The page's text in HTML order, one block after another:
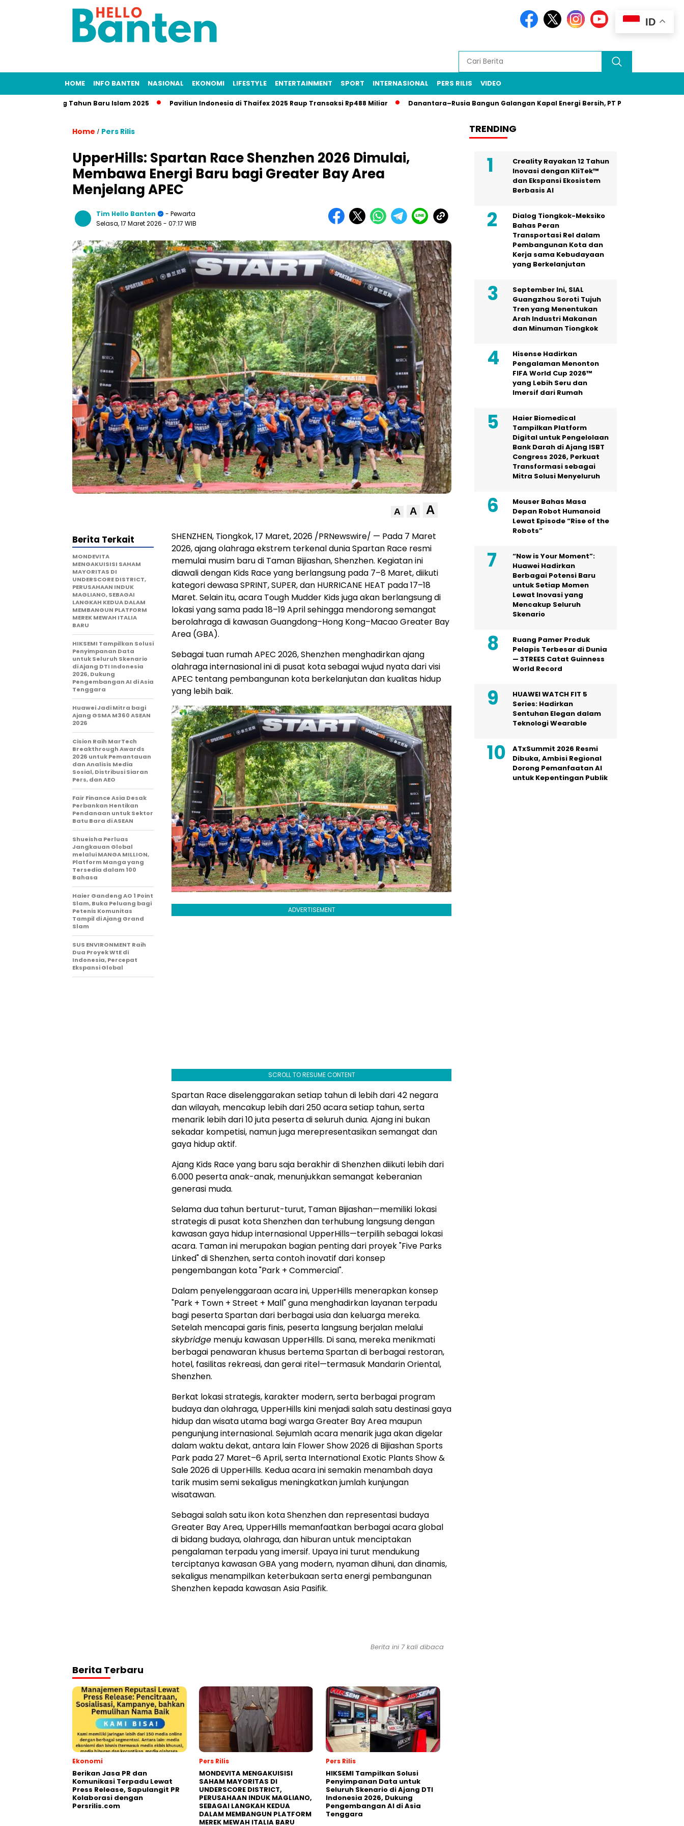
HOME INFO BANTEN NASIONAL EKONOMI LIFESTYLE ENTERTAINMENT SPORT INTERNASIONAL PERS RILIS VIDEO
Panjang Tahun Baru Islam 2025 Paviliun Indonesia di Thaifex 2025 Raup Transaksi Rp488 Miliar Danantara–Rusia Bangun Galangan Kapal Energi Bersih, PT PAL Jadi Pilar
Home / Pers Rilis
UpperHills: Spartan Race Shenzhen 2026 Dimulai,
Membawa Energi Baru bagi Greater Bay Area
Menjelang APEC
Tim Hello Banten
- Pewarta
Selasa, 17 Maret 2026 - 07:17 WIB
A A A
SHENZHEN, Tiongkok,17 Maret, 2026 /PRNewswire/ — Pada 7 Maret
2026, ajang olahraga ekstrem terkenal dunia Spartan Race resmi
memulai musim baru di Taman Bijiashan, Shenzhen. Kegiatan ini
diawali dengan Kids Race yang berlangsung pada 7–8 Maret, diikuti
kategori dewasa SPRINT, SUPER, dan HURRICANE HEAT pada 17–18
Maret. Selain itu, acara Tough Mudder Kids juga akan berlangsung di
lokasi yang sama pada 18–19 April sehingga mendorong semangat
berolahraga di kawasan Guangdong–Hong Kong–Macao Greater Bay
Area (GBA).
Sebagai tuan rumah APEC 2026, Shenzhen menghadirkan ajang
olahraga internasional ini di pusat kota sebagai wujud nyata dari visi
APEC tentang pembangunan kota berkelanjutan dan kualitas hidup
yang lebih baik.
ADVERTISEMENT
SCROLL TO RESUME CONTENT
Spartan Race diselenggarakan setiap tahun di lebih dari 42 negara
dan wilayah, mencakup lebih dari 250 acara setiap tahun, serta
menarik lebih dari 10 juta peserta di seluruh dunia. Ajang ini bukan
sekadar kompetisi, namun juga merepresentasikan semangat dan
gaya hidup aktif.
Ajang Kids Race yang baru saja berakhir di Shenzhen diikuti lebih dari
6.000 peserta anak-anak, menunjukkan semangat keberanian
generasi muda.
Selama dua tahun berturut-turut, Taman Bijiashan—memiliki lokasi
strategis di pusat kota Shenzhen dan terhubung langsung dengan
kawasan gaya hidup internasional UpperHills—terpilih sebagai lokasi
acara. Taman ini merupakan bagian penting dari proyek "Five Parks
Linked" di Shenzhen, serta contoh inovatif dari konsep
pengembangan kota "Park + Commercial".
Dalam penyelenggaraan acara ini, UpperHills menerapkan konsep
"Park + Town + Street + Mall" guna menghadirkan layanan terpadu
bagi peserta Spartan dari berbagai usia dan keluarga mereka.
Setelah mencapai garis finis, peserta langsung berjalan melalui
skybridge menuju kawasan UpperHills. Di sana, mereka menikmati
berbagai penawaran khusus bertema Spartan di berbagai restoran,
hotel, fasilitas rekreasi, dan gerai ritel—termasuk Mandarin Oriental,
Shenzhen.
Berkat lokasi strategis, karakter modern, serta berbagai program
budaya dan olahraga, UpperHills kini menjadi salah satu destinasi gaya
hidup dan wisata utama bagi warga Greater Bay Area maupun
pengunjung internasional. Sejumlah acara menarik juga akan digelar
dalam waktu dekat, antara lain Flower Show 2026 di Bijiashan Sports
Park pada 27 Maret–6 April, serta International Exotic Plants Show &
Sale 2026 di UpperHills. Kedua acara ini semakin menambah daya
tarik musim semi sekaligus meningkatkan jumlah kunjungan
wisatawan.
Sebagai salah satu ikon kota Shenzhen dan representasi budaya
Greater Bay Area, UpperHills memanfaatkan berbagai acara global
di bidang budaya, olahraga, dan hiburan untuk menciptakan
pengalaman terpadu yang imersif. Upaya ini turut mendukung
terciptanya kawasan GBA yang modern, nyaman dihuni, dan dinamis,
sekaligus menampilkan keterbukaan serta energi pembangunan
Shenzhen kepada kawasan Asia Pasifik.
Berita Terkait
MONDEVITA
MENGAKUISISI SAHAM
MAYORITAS DI
UNDERSCORE DISTRICT,
PERUSAHAAN INDUK
MAGLIANO, SEBAGAI
LANGKAH KEDUA DALAM
MEMBANGUN PLATFORM
MEREK MEWAH ITALIA
BARU
HIKSEMI Tampilkan Solusi
Penyimpanan Data
untuk Seluruh Skenario
di Ajang DTI Indonesia
2026, Dukung
Pengembangan AI di Asia
Tenggara
Huawei Jadi Mitra bagi
Ajang GSMA M360 ASEAN
2026
Cision Raih MarTech
Breakthrough Awards
2026 untuk Pemantauan
dan Analisis Media
Sosial, Distribusi Siaran
Pers, dan AEO
Fair Finance Asia Desak
Perbankan Hentikan
Pendanaan untuk Sektor
Batu Bara di ASEAN
Shueisha Perluas
Jangkauan Global
melalui MANGA MILLION,
Platform Manga yang
Tersedia dalam 100
Bahasa
Haier Gandeng AO 1 Point
Slam, Buka Peluang bagi
Petenis Komunitas
Tampil di Ajang Grand
Slam
SUS ENVIRONMENT Raih
Dua Proyek WtE di
Indonesia, Percepat
Ekspansi Global
Berita ini 7 kali dibaca
Berita Terbaru
Ekonomi
Berikan Jasa PR dan
Komunikasi Terpadu Lewat
Press Release, Sapulangit PR
Kolaborasi dengan
Persrilis.com
Pers Rilis
MONDEVITA MENGAKUISISI
SAHAM MAYORITAS DI
UNDERSCORE DISTRICT,
PERUSAHAAN INDUK MAGLIANO,
SEBAGAI LANGKAH KEDUA
DALAM MEMBANGUN PLATFORM
MEREK MEWAH ITALIA BARU
Pers Rilis
HIKSEMI Tampilkan Solusi
Penyimpanan Data untuk
Seluruh Skenario di Ajang DTI
Indonesia 2026, Dukung
Pengembangan AI di Asia
Tenggara
TRENDING
Creality Rayakan 12 Tahun
Inovasi dengan KliTek™
dan Ekspansi Ekosistem
Berbasis AI
Dialog Tiongkok-Meksiko
Bahas Peran
Transportasi Rel dalam
Pembangunan Kota dan
Kerja sama Kebudayaan
yang Berkelanjutan
September Ini, SIAL
Guangzhou Soroti Tujuh
Tren yang Menentukan
Arah Industri Makanan
dan Minuman Tiongkok
Hisense Hadirkan
Pengalaman Menonton
FIFA World Cup 2026™
yang Lebih Seru dan
Imersif dari Rumah
Haier Biomedical
Tampilkan Platform
Digital untuk Pengelolaan
Bank Darah di Ajang ISBT
Congress 2026, Perkuat
Transformasi sebagai
Mitra Solusi Menyeluruh
Mouser Bahas Masa
Depan Robot Humanoid
Lewat Episode “Rise of the
Robots”
“Now is Your Moment”:
Huawei Hadirkan
Berbagai Potensi Baru
untuk Setiap Momen
Lewat Inovasi yang
Mencakup Seluruh
Skenario
Ruang Pamer Produk
Pelapis Terbesar di Dunia
— 3TREES Catat Guinness
World Record
HUAWEI WATCH FIT 5
Series: Hadirkan
Sentuhan Elegan dalam
Teknologi Wearable
ATxSummit 2026 Resmi
Dibuka, Ambisi Regional
Dorong Pemanfaatan AI
untuk Kepentingan Publik
ID